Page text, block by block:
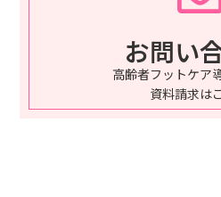
お問い
高齢者フットケア
資料請求は